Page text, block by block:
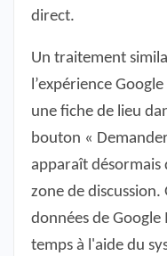
direct.
Un traitement
l’expérience
une fiche de lieu
bouton «
apparaît désormais
zone de discussion.
données de
temps à l'aide du